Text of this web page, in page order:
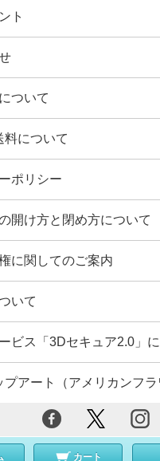
ト
ついて
料について
ポリシー
開け方と閉め方について
に関してのご案内
いて
ビス「3Dセキュア2.0」
プアート（アメリカンフ
カート